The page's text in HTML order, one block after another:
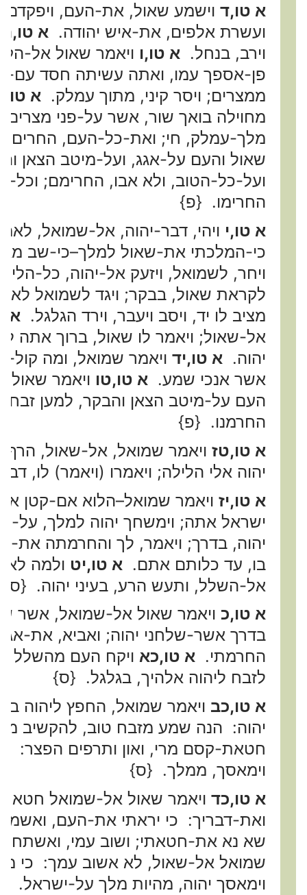
א טו,ד וישמע שאול, את-העם,
ועשרת אלפים, את-איש יהודה.א טו,ה
וירב, בנחל.א טו,ו ויאמר שאול אל-
פן-אספך עמו, ואתה עשיתה חסד עם-
ממצרים; ויסר קיני, מתוך עמלק.א
מחוילה בואך שור, אשר על-פני
מלך-עמלק, חי; ואת-כל-העם, החרים
שאול והעם על-אגג, ועל-מיטב הצאן
ועל-כל-הטוב, ולא אבו, החרימם;
החרימו. {פ}
א טו,י ויהי, דבר-יהוה, אל-שמואל,
כי-המלכתי את-שאול למלך–כי-שב
ויחר, לשמואל, ויזעק אל-יהוה, כל-
לקראת שאול, בבקר; ויגד לשמואל
מציב לו יד, ויסב ויעבר, וירד הגלגל.א
אל-שאול; ויאמר לו שאול, ברוך אתה
יהוה.א טו,יד ויאמר שמואל, ומה קול-
אשר אנכי שמע.א טו,טו ויאמר
העם על-מיטב הצאן והבקר, למען זבח,
החרמנו. {פ}
א טו,טז ויאמר שמואל, אל-שאול,
יהוה אלי הלילה; ויאמרו (ויאמר) לו,
א טו,יז ויאמר שמואל–הלוא אם-קטן
ישראל אתה; וימשחך יהוה למלך,
יהוה, בדרך; ויאמר, לך והחרמתה
בו, עד כלותם אתם.א טו,יט ולמה
אל-השלל, ותעש הרע, בעיני יהוה. {ס}
א טו,כ ויאמר שאול אל-שמואל, אשר
בדרך אשר-שלחני יהוה; ואביא, את-
החרמתי.א טו,כא ויקח העם מהשלל
לזבח ליהוה אלהיך, בגלגל. {ס}
א טו,כב ויאמר שמואל, החפץ ליהוה
יהוה: הנה שמע מזבח טוב, להקשיב
חטאת-קסם מרי, ואון ותרפים הפצר:
וימאסך, ממלך. {ס}
א טו,כד ויאמר שאול אל-שמואל
ואת-דבריך: כי יראתי את-העם,
שא נא את-חטאתי; ושוב עמי,
שמואל אל-שאול, לא אשוב עמך: כי
וימאסך יהוה, מהיות מלך על-ישראל.